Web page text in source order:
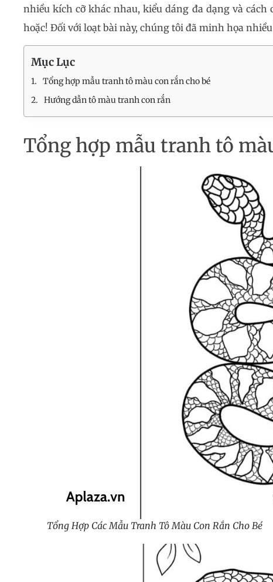
nhiều kích cỡ khác nhau, kiểu dáng đa dạng và
hoặc! Đối với loạt bài này, chúng tôi đã minh họa
Mục Lục
Tổng hợp mẫu tranh tô màu con rắn cho bé
Hướng dẫn tô màu tranh con rắn
Tổng hợp mẫu tranh tô
Tổng Hợp Các Mẫu Tranh Tô Màu Con Rắn Cho Bé